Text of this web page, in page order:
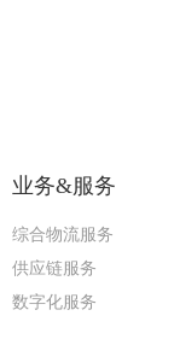
业务&服务
综合物流服务
供应链服务
数字化服务